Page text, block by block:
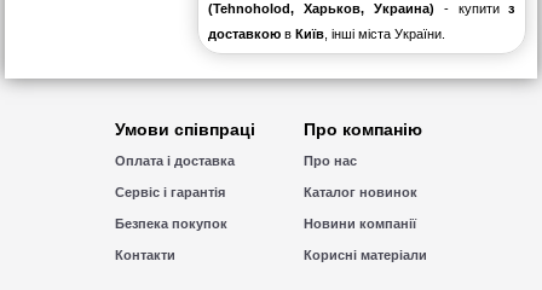
(Tehnoholod, Харьков, Украина) - купитиз
доставкою вКиїв , інші міста України.
Умови співпраці
Оплата і доставка
Сервіс і гарантія
Безпека покупок
Контакти
Про компанію
Про нас
Каталог новинок
Новини компанії
Корисні матеріали